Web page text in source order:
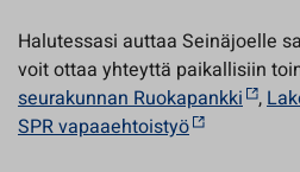
Halutessasi auttaa Seinäjoelle
voit ottaa yhteyttä paikallisiin
seurakunnan Ruokapankki ,
SPR vapaaehtoistyö